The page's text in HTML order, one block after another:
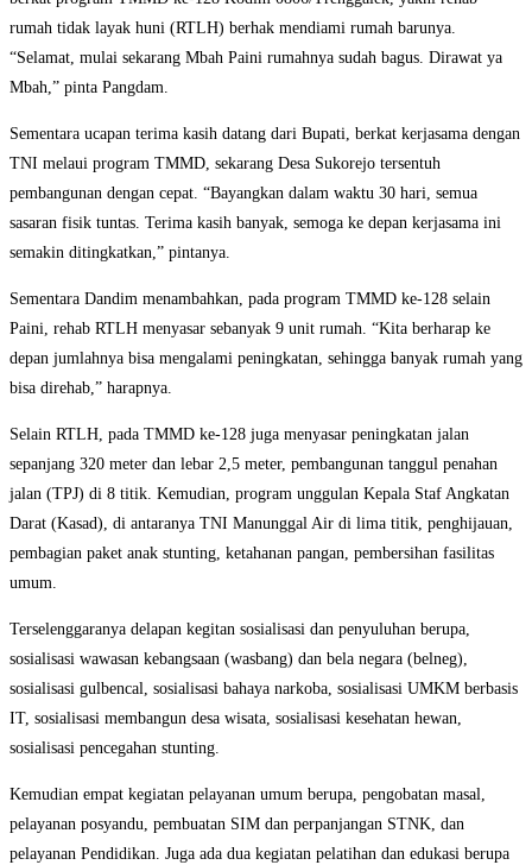
rumah tidak layak huni (RTLH) berhak mendiami rumah barunya.
“Selamat, mulai sekarang Mbah Paini rumahnya sudah bagus. Dirawat ya
Mbah,” pinta Pangdam.
Sementara ucapan terima kasih datang dari Bupati, berkat kerjasama dengan
TNI melaui program TMMD, sekarang Desa Sukorejo tersentuh
pembangunan dengan cepat. “Bayangkan dalam waktu 30 hari, semua
sasaran fisik tuntas. Terima kasih banyak, semoga ke depan kerjasama ini
semakin ditingkatkan,” pintanya.
Sementara Dandim menambahkan, pada program TMMD ke-128 selain
Paini, rehab RTLH menyasar sebanyak 9 unit rumah. “Kita berharap ke
depan jumlahnya bisa mengalami peningkatan, sehingga banyak rumah yang
bisa direhab,” harapnya.
Selain RTLH, pada TMMD ke-128 juga menyasar peningkatan jalan
sepanjang 320 meter dan lebar 2,5 meter, pembangunan tanggul penahan
jalan (TPJ) di 8 titik. Kemudian, program unggulan Kepala Staf Angkatan
Darat (Kasad), di antaranya TNI Manunggal Air di lima titik, penghijauan,
pembagian paket anak stunting, ketahanan pangan, pembersihan fasilitas
umum.
Terselenggaranya delapan kegitan sosialisasi dan penyuluhan berupa,
sosialisasi wawasan kebangsaan (wasbang) dan bela negara (belneg),
sosialisasi gulbencal, sosialisasi bahaya narkoba, sosialisasi UMKM berbasis
IT, sosialisasi membangun desa wisata, sosialisasi kesehatan hewan,
sosialisasi pencegahan stunting.
Kemudian empat kegiatan pelayanan umum berupa, pengobatan masal,
pelayanan posyandu, pembuatan SIM dan perpanjangan STNK, dan
pelayanan Pendidikan. Juga ada dua kegiatan pelatihan dan edukasi berupa